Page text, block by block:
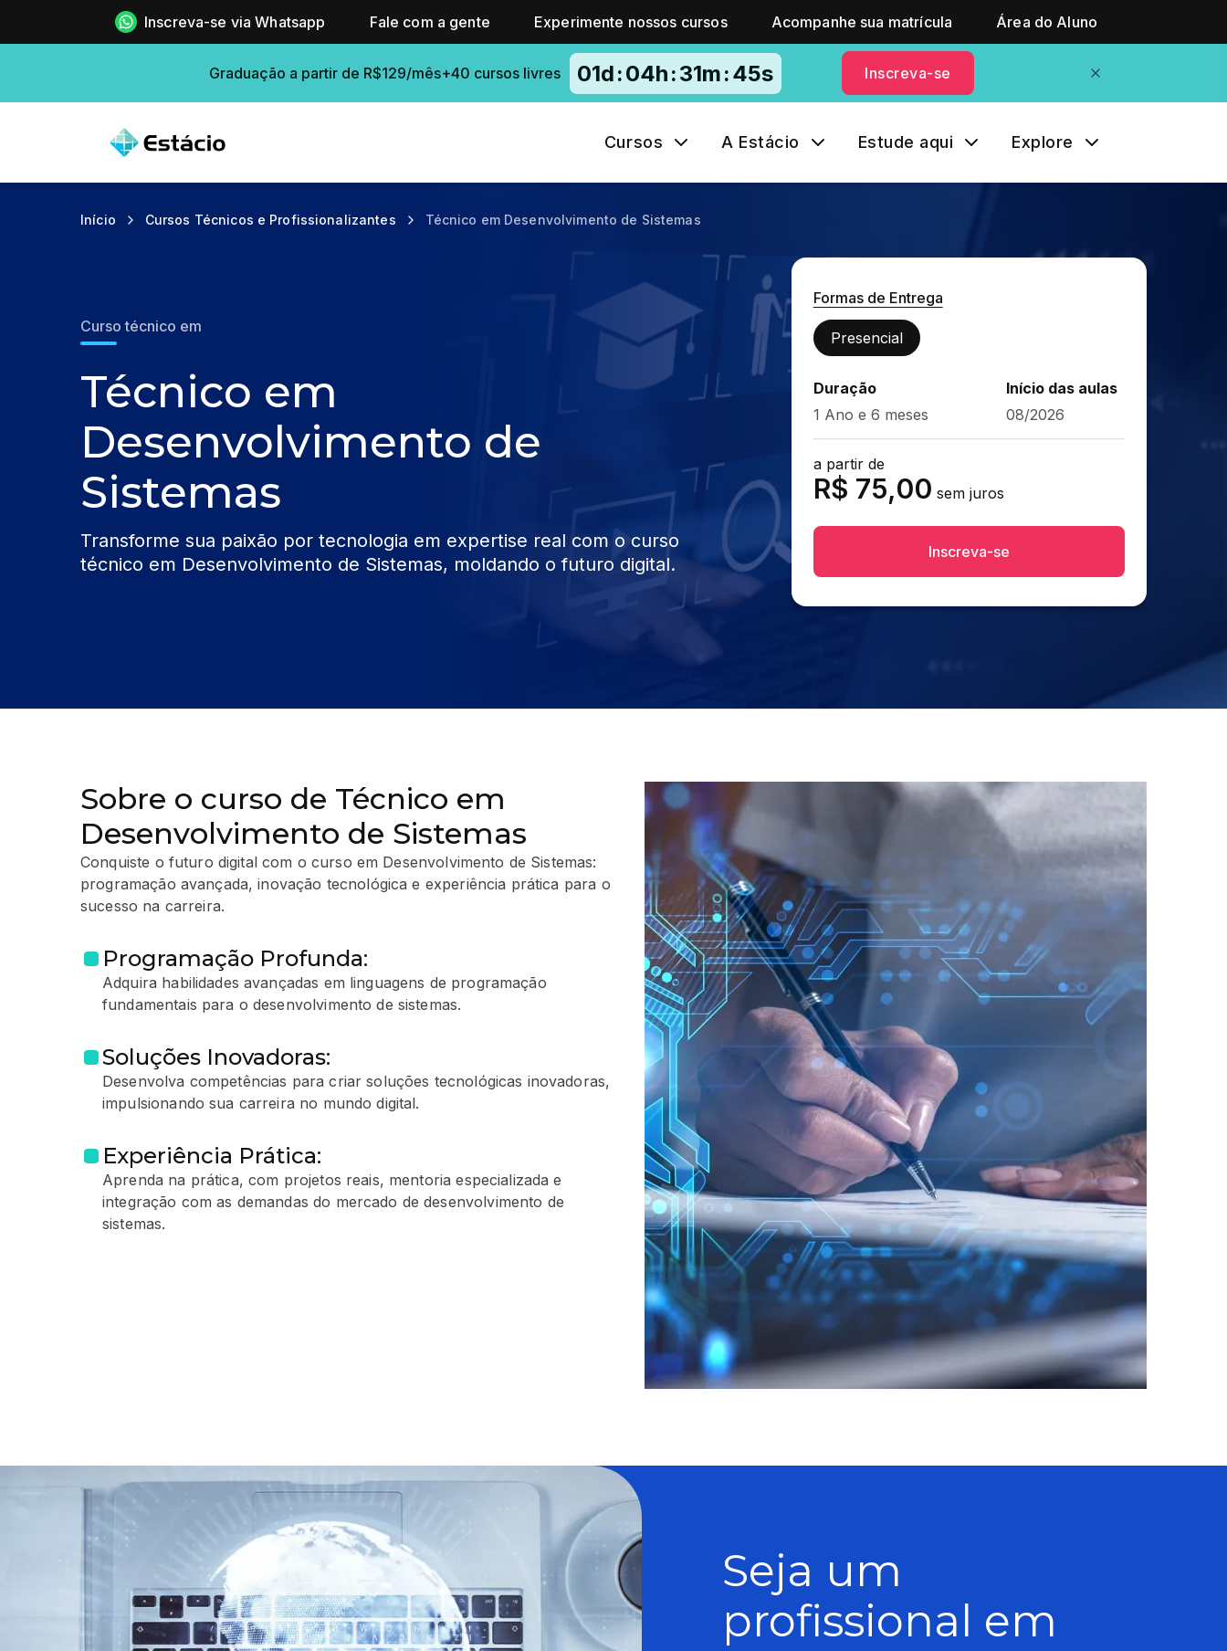
Inscreva-se via Whatsapp Fale com a gente Experimente nossos cursos Acompanhe sua matrícula Área do Aluno
Graduação a partir de R$129/mês+40 cursos livres 01d:04h:31m:44s Inscreva-se
Cursos A Estácio Estude aqui Explore
Início Cursos Técnicos e Profissionalizantes Técnico em Desenvolvimento de Sistemas
Curso técnico em
Técnico em
Desenvolvimento de
Sistemas
Transforme sua paixão por tecnologia em expertise real com o curso
técnico em Desenvolvimento de Sistemas, moldando o futuro digital.
Formas de Entrega
Presencial
Duração
1 Ano e 6 meses
Início das aulas
08/2026
a partir de
R$ 75,00 sem juros
Inscreva-se
Sobre o curso de Técnico em
Desenvolvimento de Sistemas
Conquiste o futuro digital com o curso em Desenvolvimento de Sistemas:
programação avançada, inovação tecnológica e experiência prática para o
sucesso na carreira.
Programação Profunda:
Adquira habilidades avançadas em linguagens de programação
fundamentais para o desenvolvimento de sistemas.
Soluções Inovadoras:
Desenvolva competências para criar soluções tecnológicas inovadoras,
impulsionando sua carreira no mundo digital.
Experiência Prática:
Aprenda na prática, com projetos reais, mentoria especializada e
integração com as demandas do mercado de desenvolvimento de
sistemas.
Seja um
profissional em